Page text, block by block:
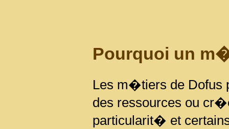
Pourquoi un
Les m�tiers de Dofus
des ressources ou
particularit� et